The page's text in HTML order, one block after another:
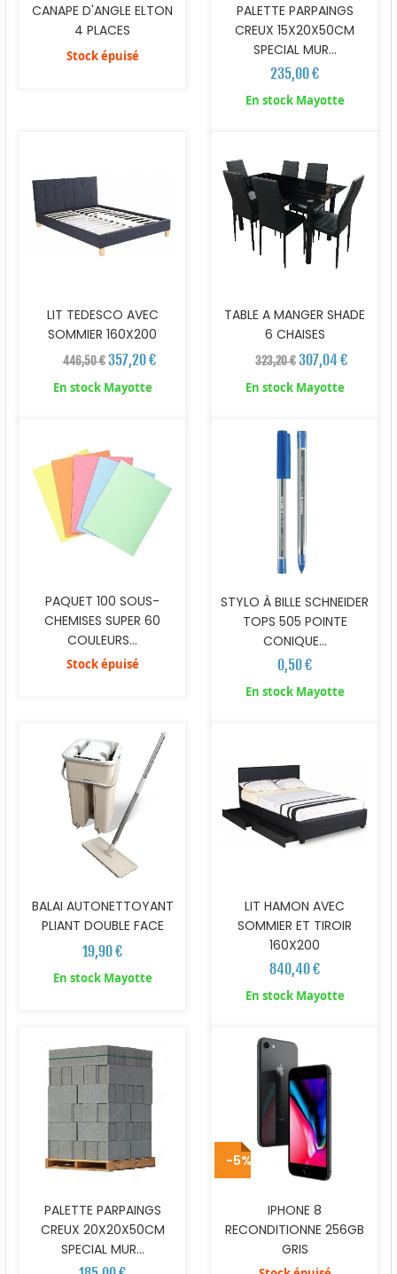
CANAPE D'ANGLE ELTON
4 PLACES
Stock épuisé
PALETTE PARPAINGS
CREUX 15X20X50CM
SPECIAL MUR...
235,00 €
En stock Mayotte
LIT TEDESCO AVEC
SOMMIER 160X200
446,50 € 357,20 €
En stock Mayotte
TABLE A MANGER SHADE
6 CHAISES
323,20 €307,04 €
En stock Mayotte
PAQUET 100 SOUS-
CHEMISES SUPER 60
COULEURS...
Stock épuisé
STYLO À BILLE SCHNEIDER
TOPS 505 POINTE
CONIQUE...
0,50 €
En stock Mayotte
BALAI AUTONETTOYANT
PLIANT DOUBLE FACE
19,90 €
En stock Mayotte
LIT HAMON AVEC
SOMMIER ET TIROIR
160X200
840,40 €
En stock Mayotte
PALETTE PARPAINGS
CREUX 20X20X50CM
SPECIAL MUR...
IPHONE 8
RECONDITIONNE 256GB
GRIS
-5%